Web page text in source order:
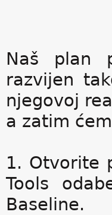
Naš plan
razvijen
njegovoj
a zatim
1. Otvorite
Tools
Baseline.